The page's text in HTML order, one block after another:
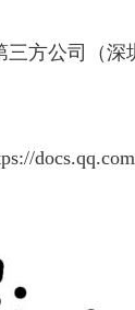
方公司（深